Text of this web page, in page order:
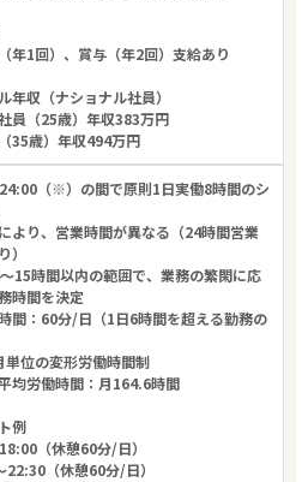
年1回）、賞与（年2回）支給あり
年収（ナショナル社員）
員（25歳）年収383万円
35歳）年収494万円
（※）の間で原則1日実働8時間のシ
より、営業時間が異なる（24時間営業
）
15時間以内の範囲で、業務の繁閑に応
時間を決定
間：60分/日（1日6時間を超える勤務の
単位の変形労働時間制
均労働時間：月164.6時間
例
（休憩60分/日）
22:30（休憩60分/日）